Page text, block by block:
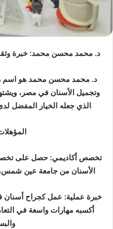
د. محمد محسن محمد: خبرة
د. محمد محسن محمد هو اسم
وتجميل الأسنان في مصر،
الذي جعله الخيار المفضل
تخصص أكاديمي: حصل على
الأسنان من جامعة عين شمس،
خبرة عملية: عمل كجراح أسنان
أكسبه مهارات واسعة في